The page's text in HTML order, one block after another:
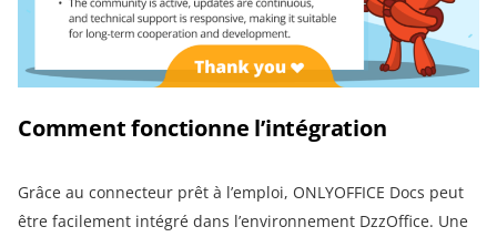
Comment fonctionne l’intégration
Grâce au connecteur prêt à l’emploi, ONLYOFFICE Docs peut
être facilement intégré dans l’environnement DzzOffice. Une